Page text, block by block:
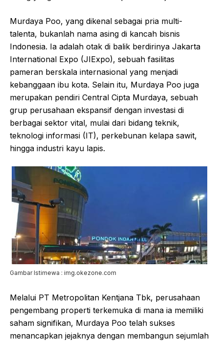
Murdaya Poo, yang dikenal sebagai pria multi-
talenta, bukanlah nama asing di kancah bisnis
Indonesia. Ia adalah otak di balik berdirinya Jakarta
International Expo (JIExpo), sebuah fasilitas
pameran berskala internasional yang menjadi
kebanggaan ibu kota. Selain itu, Murdaya Poo juga
merupakan pendiri Central Cipta Murdaya, sebuah
grup perusahaan ekspansif dengan investasi di
berbagai sektor vital, mulai dari bidang teknik,
teknologi informasi (IT), perkebunan kelapa sawit,
hingga industri kayu lapis.
Gambar Istimewa : img.okezone.com
Melalui PT Metropolitan Kentjana Tbk, perusahaan
pengembang properti terkemuka di mana ia memiliki
saham signifikan, Murdaya Poo telah sukses
menancapkan jejaknya dengan membangun sejumlah